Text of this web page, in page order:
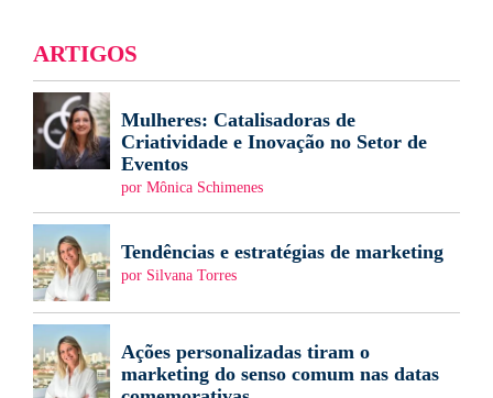
ARTIGOS
Mulheres: Catalisadoras de
Criatividade e Inovação no Setor de
Eventos
por Mônica Schimenes
Tendências e estratégias de marketing
por Silvana Torres
Ações personalizadas tiram o
marketing do senso comum nas datas